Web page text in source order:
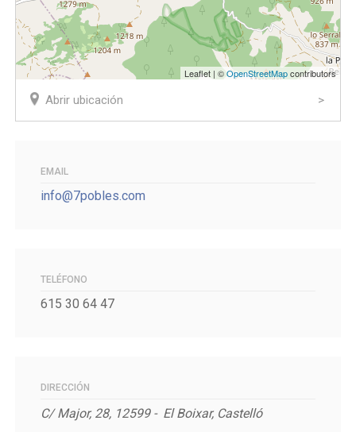
Leaflet | ©OpenStreetMapcontributors
Abrir ubicación
EMAIL
info@7pobles.com
TELÉFONO
615 30 64 47
DIRECCIÓN
C/ Major, 28, 12599 - El Boixar, Castelló